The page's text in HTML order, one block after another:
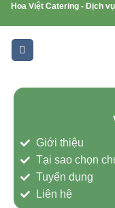
Hoa Việt Catering - Dịch
Giới thiệu
Tại sao chọn
Tuyển dụng
Liên hệ